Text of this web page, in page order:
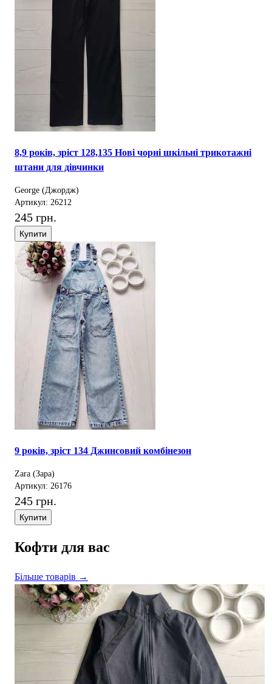
8,9 років, зріст 128,135 Нові чорні шкільні трикотажні
штани для дівчинки
George (Джордж)
Артикул: 26212
245 грн.
Купити
9 років, зріст 134 Джинсовий комбінезон
Zara (Зара)
Артикул: 26176
245 грн.
Купити
Кофти для вас
Більше товарів →